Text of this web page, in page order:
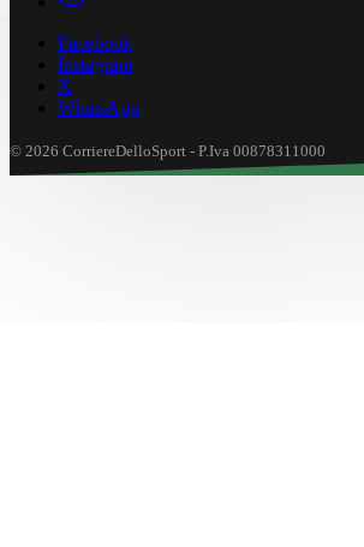
Facebook
Instagram
X
WhatsApp
© 2026 CorriereDelloSport - P.Iva 00878311000